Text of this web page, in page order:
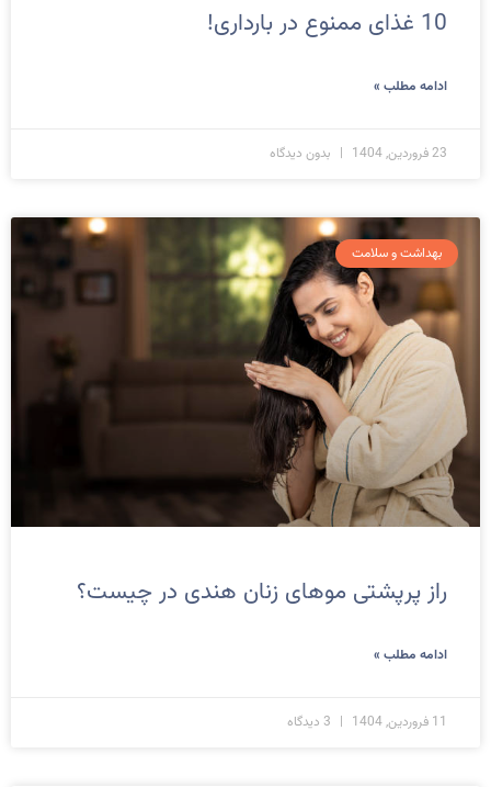
10 غذای ممنوع در بارداری!
ادامه مطلب »
23 فروردین, 1404 بدون دیدگاه
بهداشت و سلامت
راز پرپشتی موهای زنان هندی در چیست؟
ادامه مطلب »
11 فروردین, 1404 3 دیدگاه